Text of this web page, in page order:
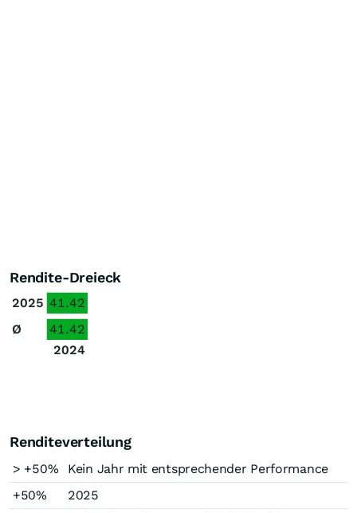
Rendite-Dreieck
2025 41.42
Ø
41.42
2024
Renditeverteilung
> +50%
Kein Jahr mit entsprechender Performance
+50%
2025